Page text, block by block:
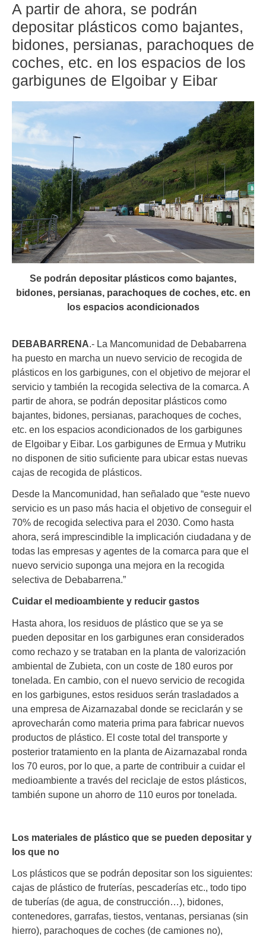
A partir de ahora, se podrán
depositar plásticos como bajantes,
bidones, persianas, parachoques de
coches, etc. en los espacios de los
garbigunes de Elgoibar y Eibar
Se podrán depositar plásticos como bajantes,
bidones, persianas, parachoques de coches, etc. en
los espacios acondicionados
DEBABARRENA.- La Mancomunidad de Debabarrena
ha puesto en marcha un nuevo servicio de recogida de
plásticos en los garbigunes, con el objetivo de mejorar el
servicio y también la recogida selectiva de la comarca. A
partir de ahora, se podrán depositar plásticos como
bajantes, bidones, persianas, parachoques de coches,
etc. en los espacios acondicionados de los garbigunes
de Elgoibar y Eibar. Los garbigunes de Ermua y Mutriku
no disponen de sitio suficiente para ubicar estas nuevas
cajas de recogida de plásticos.
Desde la Mancomunidad, han señalado que “este nuevo
servicio es un paso más hacia el objetivo de conseguir el
70% de recogida selectiva para el 2030. Como hasta
ahora, será imprescindible la implicación ciudadana y de
todas las empresas y agentes de la comarca para que el
nuevo servicio suponga una mejora en la recogida
selectiva de Debabarrena.”
Cuidar el medioambiente y reducir gastos
Hasta ahora, los residuos de plástico que se ya se
pueden depositar en los garbigunes eran considerados
como rechazo y se trataban en la planta de valorización
ambiental de Zubieta, con un coste de 180 euros por
tonelada. En cambio, con el nuevo servicio de recogida
en los garbigunes, estos residuos serán trasladados a
una empresa de Aizarnazabal donde se reciclarán y se
aprovecharán como materia prima para fabricar nuevos
productos de plástico. El coste total del transporte y
posterior tratamiento en la planta de Aizarnazabal ronda
los 70 euros, por lo que, a parte de contribuir a cuidar el
medioambiente a través del reciclaje de estos plásticos,
también supone un ahorro de 110 euros por tonelada.
Los materiales de plástico que se pueden depositar y
los que no
Los plásticos que se podrán depositar son los siguientes:
cajas de plástico de fruterías, pescaderías etc., todo tipo
de tuberías (de agua, de construcción…), bidones,
contenedores, garrafas, tiestos, ventanas, persianas (sin
hierro), parachoques de coches (de camiones no),